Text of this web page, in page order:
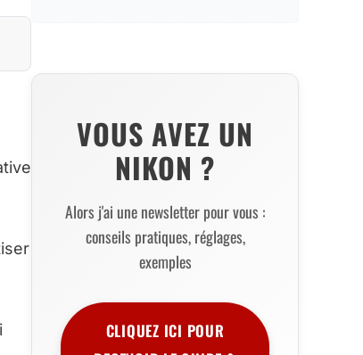
VOUS AVEZ UN
NIKON ?
Alors j'ai une newsletter pour vous :
conseils pratiques, réglages,
exemples
CLIQUEZ ICI POUR